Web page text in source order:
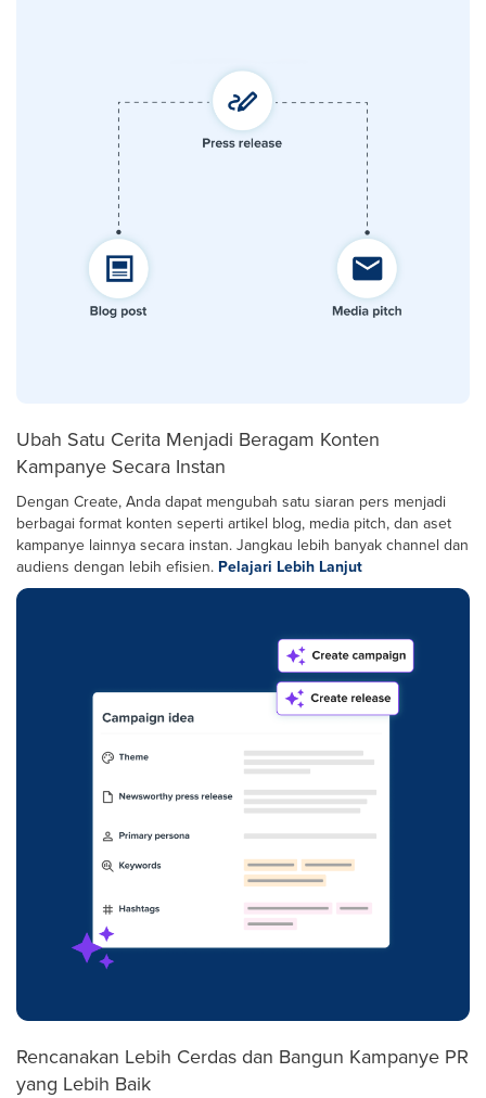
Ubah Satu Cerita Menjadi Beragam Konten
Kampanye Secara Instan
Dengan Create, Anda dapat mengubah satu siaran pers menjadi
berbagai format konten seperti artikel blog, media pitch, dan aset
kampanye lainnya secara instan. Jangkau lebih banyak channel dan
audiens dengan lebih efisien. Pelajari Lebih Lanjut
Rencanakan Lebih Cerdas dan Bangun Kampanye PR
yang Lebih Baik